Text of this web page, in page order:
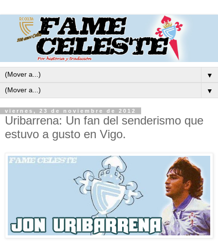
▼
▼
viernes, 23 de noviembre de 2012
Uribarrena: Un fan del senderismo que
estuvo a gusto en Vigo.